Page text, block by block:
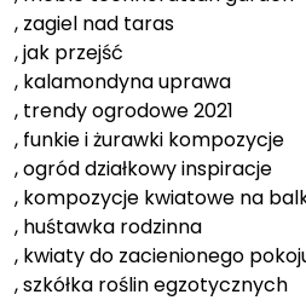
, zagiel nad taras
, jak przejść
, kalamondyna uprawa
, trendy ogrodowe 2021
, funkie i żurawki kompozycje
, ogród działkowy inspiracje
, kompozycje kwiatowe na
, huśtawka rodzinna
, kwiaty do zacienionego
, szkółka roślin egzotycznych